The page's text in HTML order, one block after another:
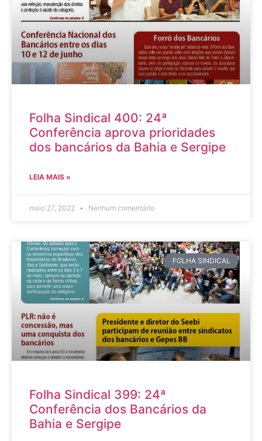
Folha Sindical 400: 24ª
Conferência aprova prioridades
dos bancários da Bahia e Sergipe
LEIA MAIS »
maio 27, 2022 Nenhum comentário
FOLHA SINDICAL
Folha Sindical 399: 24ª
Conferência dos Bancários da
Bahia e Sergipe